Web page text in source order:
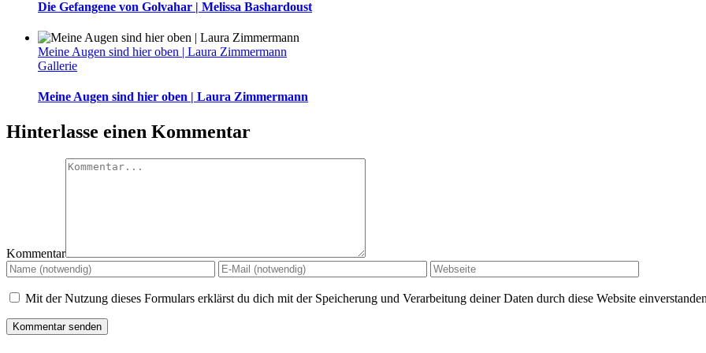
Die Gefangene von Golvahar | Melissa Bashardoust
Meine Augen sind hier oben | Laura Zimmermann
Gallerie
Meine Augen sind hier oben | Laura Zimmermann
Hinterlasse einen Kommentar
Kommentar
Mit der Nutzung dieses Formulars erklärst du dich mit der Speicherung und Verarbeitung deiner Daten durch diese Website